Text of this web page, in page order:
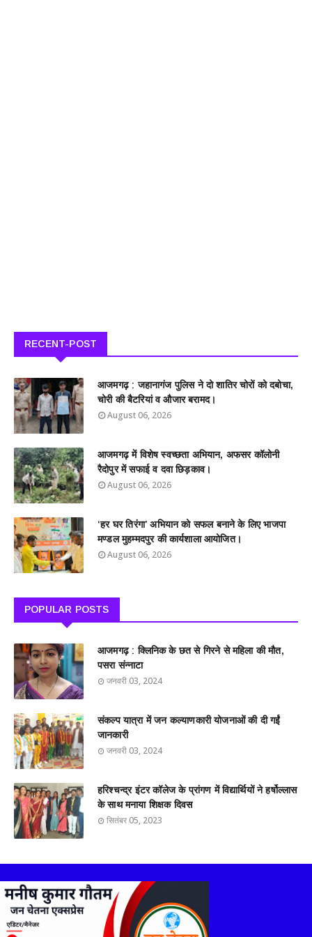
RECENT-POST
आजमगढ़ : जहानागंज पुलिस ने दो शातिर चोरों को दबोचा,
चोरी की बैटरियां व औजार बरामद।
August 06, 2026
आजमगढ़ में विशेष स्वच्छता अभियान, अफसर कॉलोनी
रैदोपुर में सफाई व दवा छिड़काव।
August 06, 2026
‘हर घर तिरंगा’ अभियान को सफल बनाने के लिए भाजपा
मण्डल मुहम्मदपुर की कार्यशाला आयोजित।
August 06, 2026
POPULAR POSTS
आजमगढ़ : क्लिनिक के छत से गिरने से महिला की मौत,
पसरा संन्नाटा
जनवरी 03, 2024
संकल्प यात्रा में जन कल्याणकारी योजनाओं की दी गईं
जानकारी
जनवरी 03, 2024
हरिश्चन्द्र इंटर कॉलेज के प्रांगण में विद्यार्थियों ने हर्षोल्लास
के साथ मनाया शिक्षक दिवस
सितंबर 05, 2023